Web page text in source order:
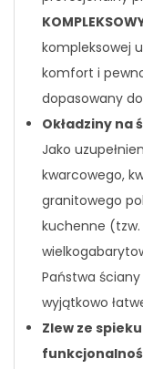
kompleksowej
komfort i
dopasowany
Okładziny na
Jako
kwarcowego,
granitowego
kuchenne
Państwa
wyjątkowo
Zlew ze